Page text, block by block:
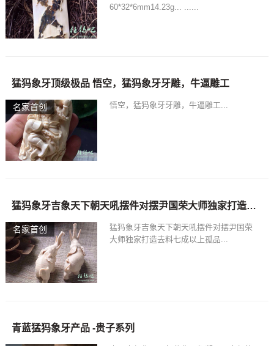
60*32*6mm14.23g... ......
名家首创
猛犸象牙顶级极品 悟空，猛犸象牙牙雕，牛逼雕工
悟空，猛犸象牙牙雕，牛逼雕工...
名家首创
猛犸象牙吉象天下朝天吼摆件对摆尹国荣大师独家打造去料七成以上孤品
猛犸象牙吉象天下朝天吼摆件对摆尹国荣
大师独家打造去料七成以上孤品...
青蓝猛犸象牙产品 -贵子系列